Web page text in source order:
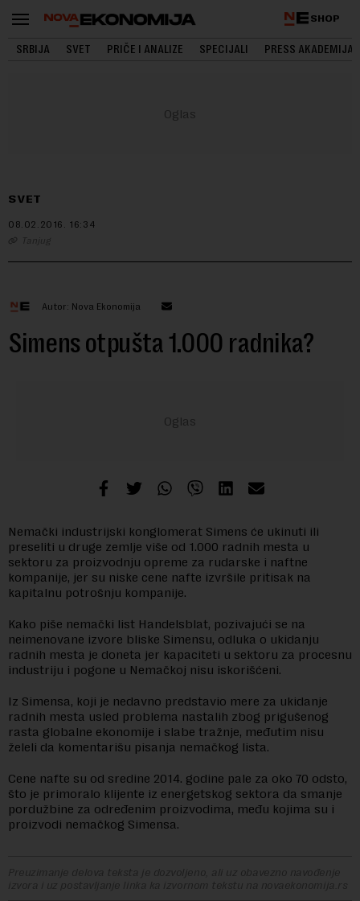
SHOP
SRBIJA SVET PRIČE I ANALIZE SPECIJALI PRESS AKADEMIJA
SVET
08.02.2016. 16:34
Tanjug
Autor: Nova Ekonomija
Simens otpušta 1.000 radnika?
Nemački industrijski konglomerat Simens će ukinuti ili
preseliti u druge zemlje više od 1.000 radnih mesta u
sektoru za proizvodnju opreme za rudarske i naftne
kompanije, jer su niske cene nafte izvršile pritisak na
kapitalnu potrošnju kompanije.
Kako piše nemački list Handelsblat, pozivajući se na
neimenovane izvore bliske Simensu, odluka o ukidanju
radnih mesta je doneta jer kapaciteti u sektoru za procesnu
industriju i pogone u Nemačkoj nisu iskorišćeni.
Iz Simensa, koji je nedavno predstavio mere za ukidanje
radnih mesta usled problema nastalih zbog prigušenog
rasta globalne ekonomije i slabe tražnje, međutim nisu
želeli da komentarišu pisanja nemačkog lista.
Cene nafte su od sredine 2014. godine pale za oko 70 odsto,
što je primoralo klijente iz energetskog sektora da smanje
pordužbine za određenim proizvodima, među kojima su i
proizvodi nemačkog Simensa.
Preuzimanje delova teksta je dozvoljeno, ali uz obavezno navođenje
izvora i uz postavljanje linka ka izvornom tekstu na novaekonomija.rs